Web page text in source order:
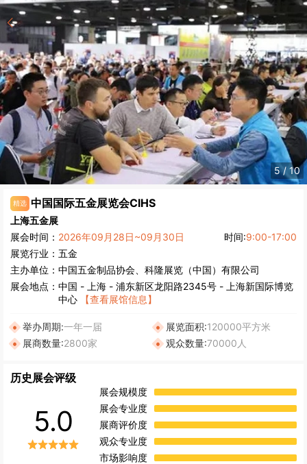
5/ 10
精选 中国国际五金展览会CIHS
上海五金展
展会时间： 2026年09月28日~09月30日 时间:9:00-17:00
展览行业： 五金
主办单位： 中国五金制品协会、科隆展览（中国）有限公司
展会地点： 中国 - 上海 - 浦东新区龙阳路2345号 - 上海新国际博览
中心
【查看展馆信息】
举办周期:一年一届 展览面积:120000平方米
展商数量:2800家 观众数量:70000人
历史展会评级
5.0
展会规模度
展会专业度
展商评价度
观众专业度
市场影响度